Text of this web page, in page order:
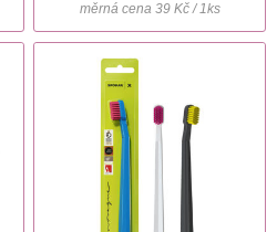
měrná cena 39 Kč / 1ks